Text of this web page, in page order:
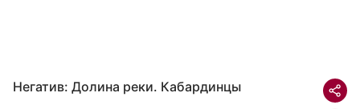
Негатив: Долина реки. Кабардинцы